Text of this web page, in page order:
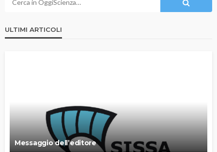
ULTIMI ARTICOLI
Messaggio dell’editore